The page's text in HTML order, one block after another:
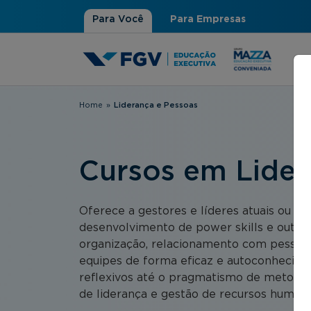
Para Você Para Empresas
Você está aqui
Home » Liderança e Pessoas
Cursos em
Oferece a gestores e líderes atuais ou
desenvolvimento de power skills e
organização, relacionamento com
equipes de forma eficaz e
reflexivos até o pragmatismo de
de liderança e gestão de recursos